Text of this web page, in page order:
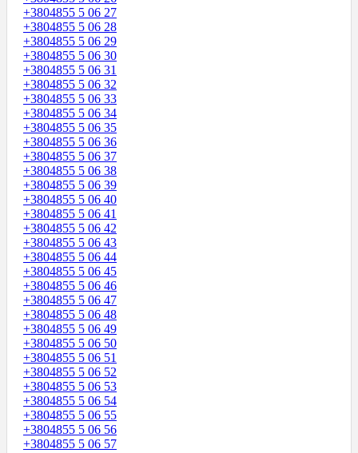
+3804855 5 06 27
+3804855 5 06 28
+3804855 5 06 29
+3804855 5 06 30
+3804855 5 06 31
+3804855 5 06 32
+3804855 5 06 33
+3804855 5 06 34
+3804855 5 06 35
+3804855 5 06 36
+3804855 5 06 37
+3804855 5 06 38
+3804855 5 06 39
+3804855 5 06 40
+3804855 5 06 41
+3804855 5 06 42
+3804855 5 06 43
+3804855 5 06 44
+3804855 5 06 45
+3804855 5 06 46
+3804855 5 06 47
+3804855 5 06 48
+3804855 5 06 49
+3804855 5 06 50
+3804855 5 06 51
+3804855 5 06 52
+3804855 5 06 53
+3804855 5 06 54
+3804855 5 06 55
+3804855 5 06 56
+3804855 5 06 57